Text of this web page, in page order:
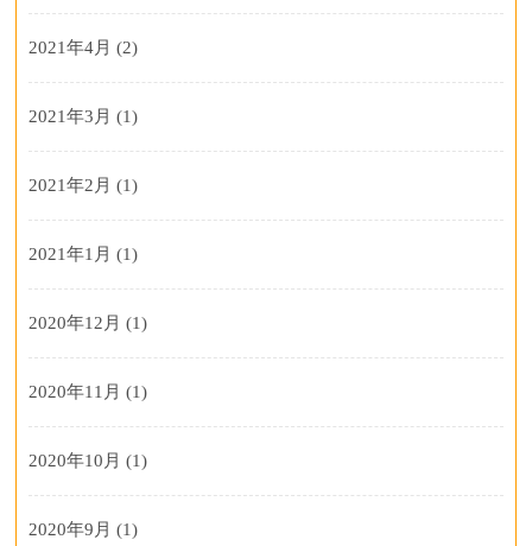
2021年4月 (2)
2021年3月 (1)
2021年2月 (1)
2021年1月 (1)
2020年12月 (1)
2020年11月 (1)
2020年10月 (1)
2020年9月 (1)